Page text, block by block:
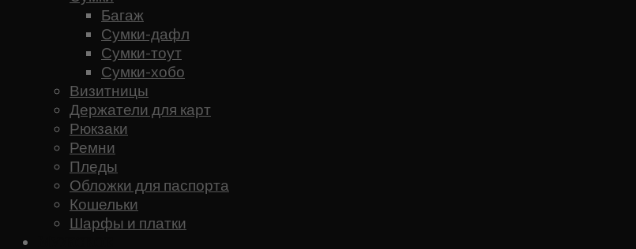
Багаж
Сумки-дафл
Сумки-тоут
Сумки-хобо
Визитницы
Держатели для карт
Рюкзаки
Ремни
Пледы
Обложки для паспорта
Кошельки
Шарфы и платки